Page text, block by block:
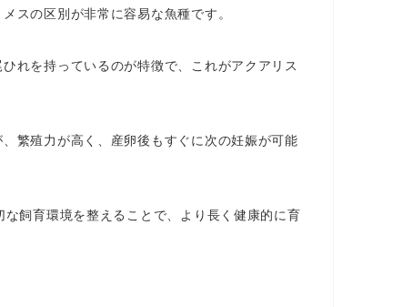
スの区別が非常に容易な魚種です。
れを持っているのが特徴で、これがアクアリス
繁殖力が高く、産卵後もすぐに次の妊娠が可能
飼育環境を整えることで、より長く健康的に育